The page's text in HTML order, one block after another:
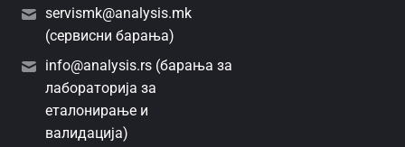
servismk@analysis.mk
(сервисни барања)
info@analysis.rs (барања за
лабораторија за
еталонирање и
валидација)